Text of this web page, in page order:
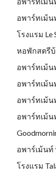
อพาร์ทเม้น
โรงแรม Le
หอพักสตรี
อพาร์ทเม้น
อพาร์ทเม้น
อพาร์ทเม้
อพาร์ทเม้
อพาร์เม้น
โรงแรม